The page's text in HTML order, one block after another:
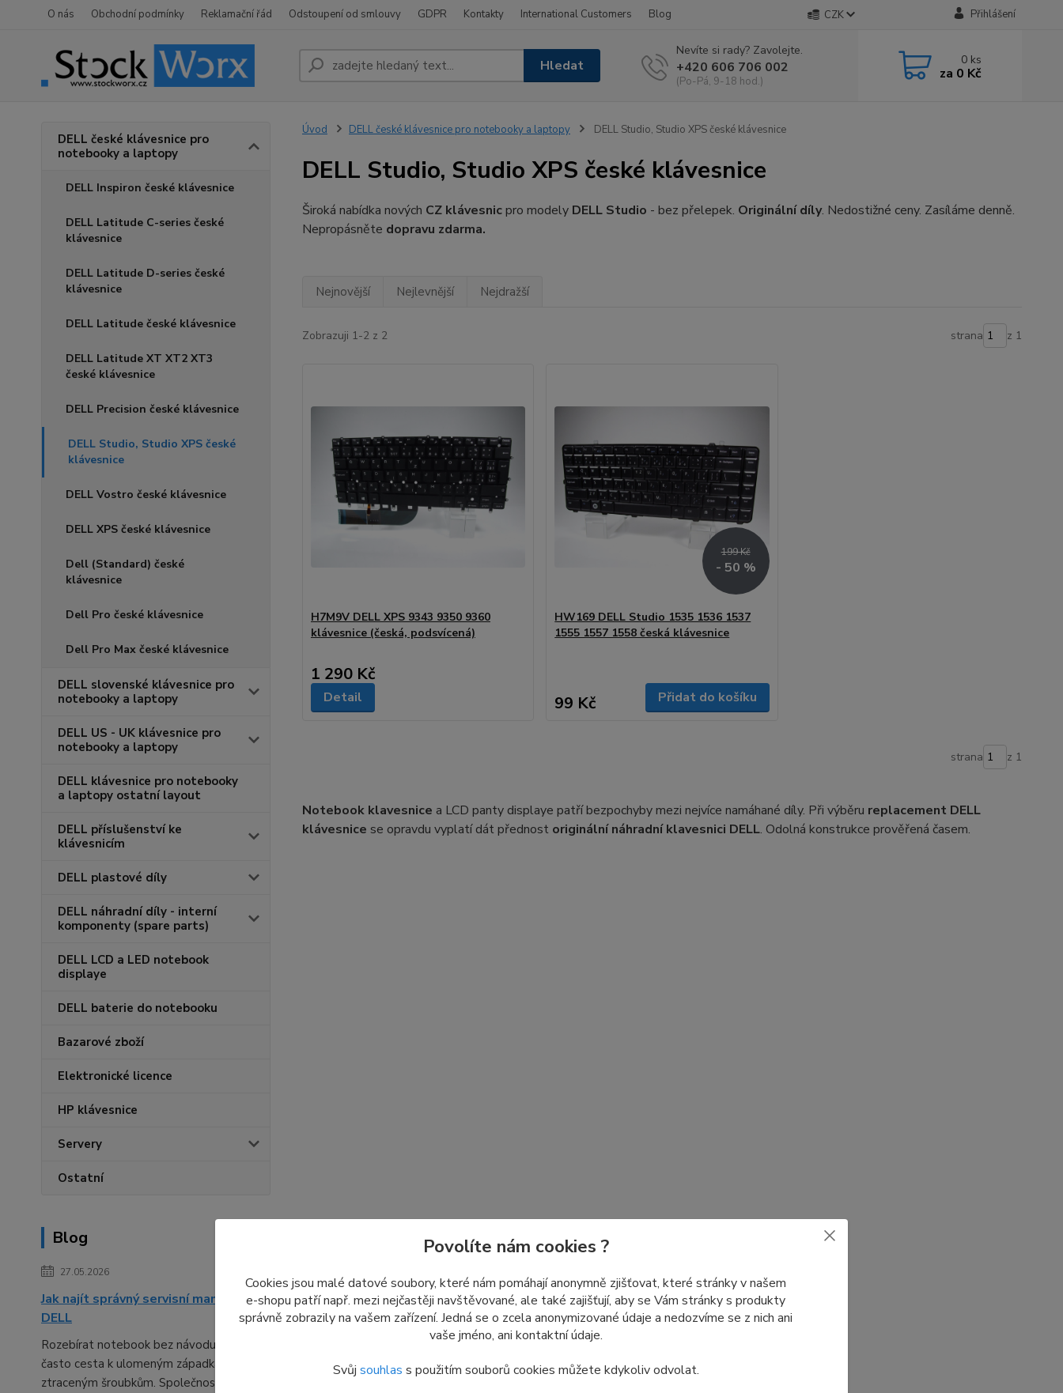
O nás Obchodní podmínky Reklamační řád Odstoupení od smlouvy GDPR Kontakty International Customers Blog CZK Přihlášení
Hledat
Nevíte si rady? Zavolejte.
+420 606 706 002
(Po-Pá, 9-18 hod.)
0 ks
za 0 Kč
DELL české klávesnice pro
notebooky a laptopy
DELL Inspiron české klávesnice
DELL Latitude C-series české
klávesnice
DELL Latitude D-series české
klávesnice
DELL Latitude české klávesnice
DELL Latitude XT XT2 XT3
české klávesnice
DELL Precision české klávesnice
DELL Studio, Studio XPS české
klávesnice
DELL Vostro české klávesnice
DELL XPS české klávesnice
Dell (Standard) české
klávesnice
Dell Pro české klávesnice
Dell Pro Max české klávesnice
DELL slovenské klávesnice pro
notebooky a laptopy
DELL US - UK klávesnice pro
notebooky a laptopy
DELL klávesnice pro notebooky
a laptopy ostatní layout
DELL příslušenství ke
klávesnicím
DELL plastové díly
DELL náhradní díly - interní
komponenty (spare parts)
DELL LCD a LED notebook
displaye
DELL baterie do notebooku
Bazarové zboží
Elektronické licence
HP klávesnice
Servery
Ostatní
Blog
27.05.2026
Jak najít správný servisní manuál pro
DELL
Rozebírat notebook bez návodu bývá
často cesta k ulomeným západkám a
ztraceným šroubkům. Společnost DELL
Úvod DELL české klávesnice pro notebooky a laptopy DELL Studio, Studio XPS české klávesnice
DELL Studio, Studio XPS české klávesnice
Široká nabídka nových CZ klávesnicpro modely DELL Studio - bez přelepek. Originální díly. Nedostižné ceny. Zasíláme denně.
Nepropásněte dopravu zdarma.
Nejnovější Nejlevnější Nejdražší
Zobrazuji 1-2 z 2 strana z 1
H7M9V DELL XPS 9343 9350 9360
klávesnice (česká, podsvícená)
1 290 Kč
Detail
199 Kč
- 50 %
HW169 DELL Studio 1535 1536 1537
1555 1557 1558 česká klávesnice
99 Kč Přidat do košíku
strana z 1
Notebook klavesnice a LCD panty displaye patří bezpochyby mezi nejvíce namáhané díly. Při výběru replacement DELL
klávesnice se opravdu vyplatí dát přednost originální náhradní klavesnici DELL. Odolná konstrukce prověřená časem.
Povolíte nám cookies ?
Cookies jsou malé datové soubory, které nám pomáhají anonymně zjišťovat, které stránky v našem
e-shopu patří např. mezi nejčastěji navštěvované, ale také zajišťují, aby se Vám stránky s produkty
správně zobrazily na vašem zařízení. Jedná se o zcela anonymizované údaje a nedozvíme se z nich ani
vaše jméno, ani kontaktní údaje.
Svůj souhlas s použitím souborů cookies můžete kdykoliv odvolat.